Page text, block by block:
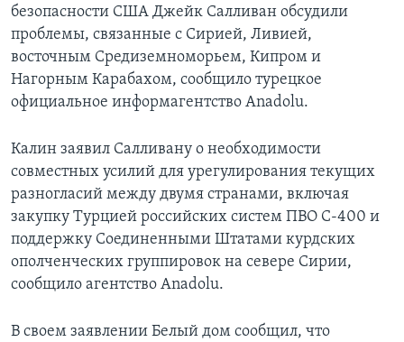
безопасности США Джейк Салливан обсудили
проблемы, связанные с Сирией, Ливией,
восточным Средиземноморьем, Кипром и
Нагорным Карабахом, сообщило турецкое
официальное информагентство Anadolu.
Калин заявил Салливану о необходимости
совместных усилий для урегулирования текущих
разногласий между двумя странами, включая
закупку Турцией российских систем ПВО С-400 и
поддержку Соединенными Штатами курдских
ополченческих группировок на севере Сирии,
сообщило агентство Anadolu.
В своем заявлении Белый дом сообщил, что